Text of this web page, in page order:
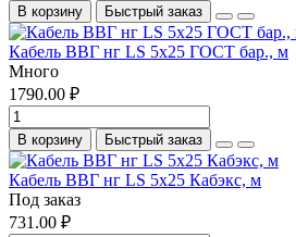
В корзину Быстрый заказ
Кабель ВВГ нг LS 5х25 ГОСТ бар., м
Много
1790.00 ₽
В корзину Быстрый заказ
Кабель ВВГ нг LS 5х25 Кабэкс, м
Под заказ
731.00 ₽